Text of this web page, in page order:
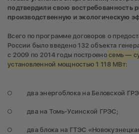
подтвердили свою востребованность
производственную и экологическую
Всего по программе договоров о
России было введено 132 объекта
с 2009 по 2014 годы построеносемь —
установленной мощностью 1 118 МВт:
два энергоблока на Беловской
два на Томь-Усинской ГРЭС;
два блока на ГТЭС